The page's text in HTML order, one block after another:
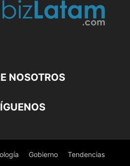
NOSOTROS
Gobierno Tendencias